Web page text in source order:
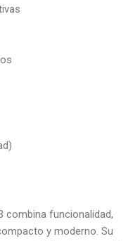
combina funcionalidad,
y moderno. Su